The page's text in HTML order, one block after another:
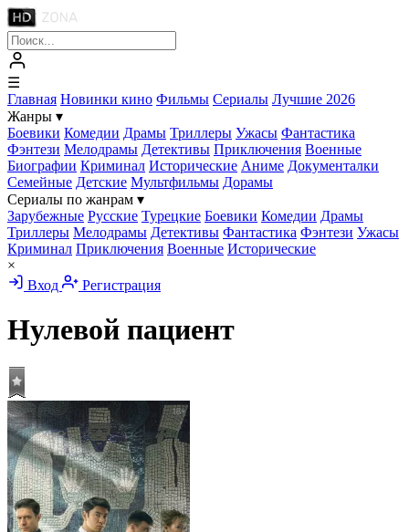
☰
Главная Новинки кино Фильмы Сериалы Лучшие 2026
Жанры ▾
Боевики Комедии Драмы Триллеры Ужасы Фантастика
Фэнтези Мелодрамы Детективы Приключения Военные
Биографии Криминал Исторические Аниме Документалки
Семейные Детские Мультфильмы Дорамы
Сериалы по жанрам ▾
Зарубежные Русские Турецкие Боевики Комедии Драмы
Триллеры Мелодрамы Детективы Фантастика Фэнтези Ужасы
Криминал Приключения Военные Исторические
×
Вход
Регистрация
Нулевой пациент